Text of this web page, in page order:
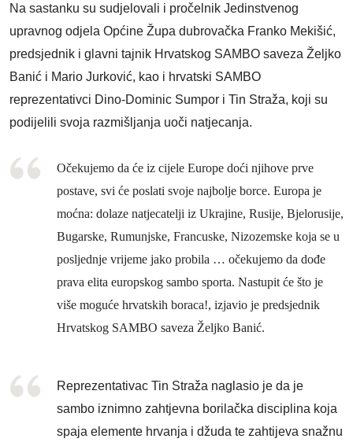
Na sastanku su sudjelovali i pročelnik Jedinstvenog
upravnog odjela Općine Župa dubrovačka Franko Mekišić,
predsjednik i glavni tajnik Hrvatskog SAMBO saveza Željko
Banić i Mario Jurković, kao i hrvatski SAMBO
reprezentativci Dino-Dominic Sumpor i Tin Straža, koji su
podijelili svoja razmišljanja uoči natjecanja.
Očekujemo da će iz cijele Europe doći njihove prve
postave, svi će poslati svoje najbolje borce. Europa je
moćna: dolaze natjecatelji iz Ukrajine, Rusije, Bjelorusije,
Bugarske, Rumunjske, Francuske, Nizozemske koja se u
posljednje vrijeme jako probila … očekujemo da dođe
prava elita europskog sambo sporta. Nastupit će što je
više moguće hrvatskih boraca!, izjavio je predsjednik
Hrvatskog SAMBO saveza Željko Banić.
Reprezentativac Tin Straža naglasio je da je
sambo iznimno zahtjevna borilačka disciplina koja
spaja elemente hrvanja i džuda te zahtijeva snažnu